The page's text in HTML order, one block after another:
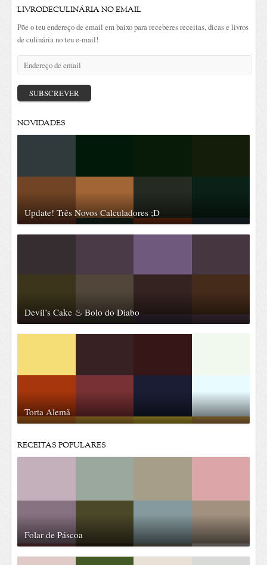
LIVRODECULINÁRIA NO EMAIL
Põe o teu endereço de email em baixo para receberes receitas, dicas e livros
de culinária no teu e-mail!
Endereço
email
SUBSCREVER
NOVIDADES
Update! Três Novos Calculadores ;D
Devil’s Cake ♨ Bolo do Diabo
Torta Alemã
RECEITAS POPULARES
Folar de Páscoa